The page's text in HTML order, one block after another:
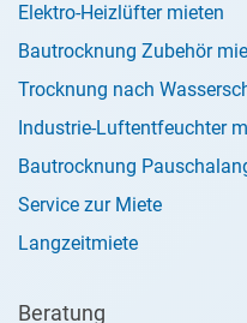
Elektro-Heizlüfter mieten
Bautrocknung Zubehör
Trocknung nach
Industrie-Luftentfeuchter
Bautrocknung
Service zur Miete
Langzeitmiete
Beratung